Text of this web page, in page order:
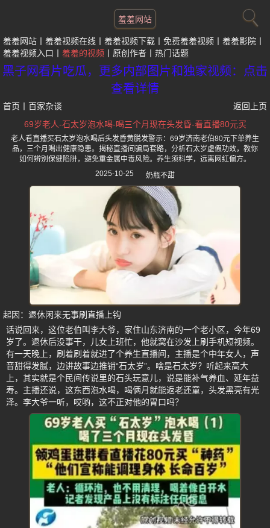
羞羞网站
羞羞网站 羞羞视频在线 羞羞视频下载 免费羞羞视频
羞羞影院
羞羞视频入口
羞羞的视频 原创作者 热门话题
黑子网看片吃瓜，更多内部图片和独家视频：点击
查看详情
首页 百家杂谈
返回上页
69岁老人-石太岁泡水喝-喝三个月现在头发昏-看直播80元买
老人看直播买石太岁泡水喝后头发昏黄脱发警示：69岁济南老伯80元下单养生
品，三个月喝出健康隐患。揭秘直播间骗局套路，分析石太岁虚假功效，教你
如何辨别保健陷阱，避免重金属中毒风险。养生须科学，远离网红偏方。
2025-10-25
奶瓶不甜
起因：退休闲来无事刷直播上钩
话说回来，这位老伯叫李大爷，家住山东济南的一个老小区，今年69
岁了。退休后没事干，儿女上班忙，他就窝在沙发上刷手机短视频。
有一天晚上，刷着刷着就进了个养生直播间，主播是个中年女人，声
音甜得发腻，边讲故事边推销“石太岁”。啥是石太岁？听起来高大
上，其实就是个民间传说里的石头玩意儿，说是能补气养血、延年益
寿。主播还说，这东西泡水喝，喝俩月就能返老还童，头发黑亮有光
泽。李大爷一听，哎哟，这不正对他的胃口吗？